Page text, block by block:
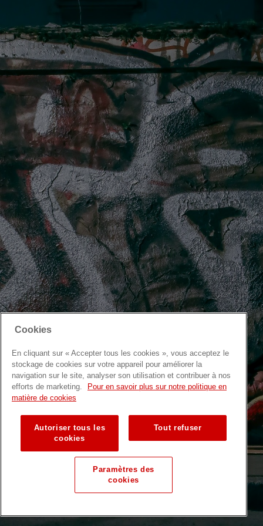
Cookies
En cliquant sur « Accepter tous les cookies », vous acceptez le
stockage de cookies sur votre appareil pour améliorer la
navigation sur le site, analyser son utilisation et contribuer à nos
efforts de marketing.
Pour en savoir plus sur notre politique en
matière de cookies
Autoriser tous les
cookies
Tout refuser
Paramètres des
cookies